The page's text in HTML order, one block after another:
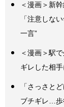
＜漫画＞新
「注意しな
一言”
＜漫画＞駅
ギレした相
「さっさと
ブチギレ…歩